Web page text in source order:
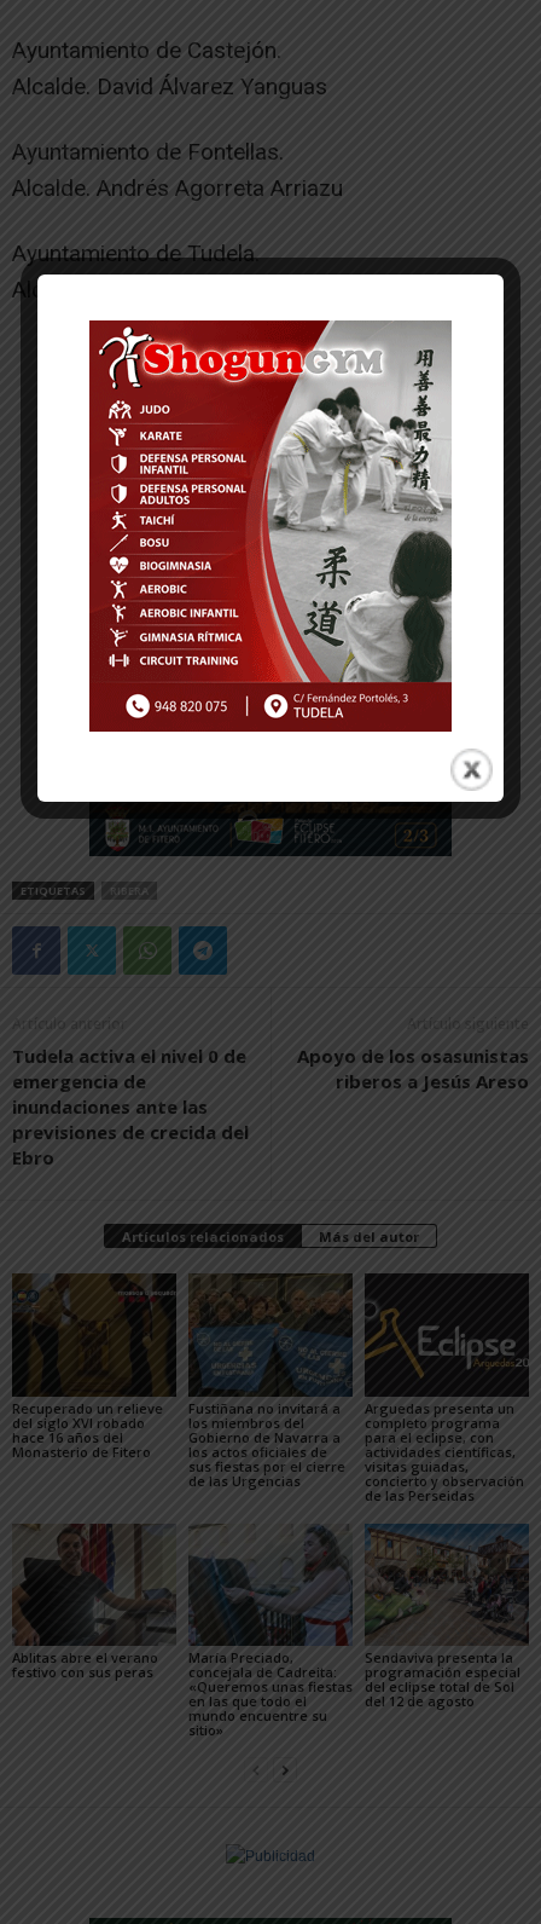
Ayuntamiento de Castejón.
Alcalde. David Álvarez Yanguas
Ayuntamiento de Fontellas.
Alcalde. Andrés Agorreta Arriazu
Ayuntamiento de Tudela.
Alcalde. Alejandro Toquero Gil
-- Publicidad --
ETIQUETAS RIBERA
Artículo anterior
Tudela activa el nivel 0 de
emergencia de
inundaciones ante las
previsiones de crecida del
Ebro
Artículo siguiente
Apoyo de los osasunistas
riberos a Jesús Areso
Artículos relacionados Más del autor
Recuperado un relieve
del siglo XVI robado
hace 16 años del
Monasterio de Fitero
Fustiñana no invitará a
los miembros del
Gobierno de Navarra a
los actos oficiales de
sus fiestas por el cierre
de las Urgencias
Arguedas presenta un
completo programa
para el eclipse, con
actividades científicas,
visitas guiadas,
concierto y observación
de las Perseidas
Ablitas abre el verano
festivo con sus peras
María Preciado,
concejala de Cadreita:
«Queremos unas fiestas
en las que todo el
mundo encuentre su
sitio»
Sendaviva presenta la
programación especial
del eclipse total de Sol
del 12 de agosto